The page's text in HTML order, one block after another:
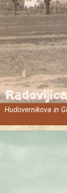
Hudovernikova in